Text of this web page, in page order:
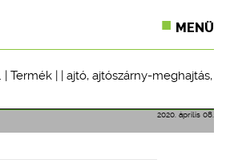
MENÜ
TERMÉKKIÍRÁS
| Termék | | ajtó, ajtószárny-meghajtás,
2020. április 08.